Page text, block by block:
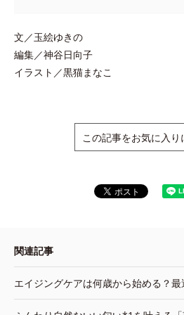
文／玉絵ゆきの
編集／神谷日向子
イラスト／黒猫まなこ
この記事をお気に入り
関連記事
エイジングケアは何歳から始める？